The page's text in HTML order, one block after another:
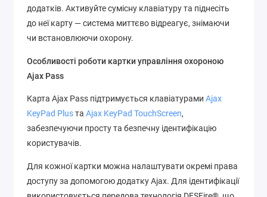
додатків. Активуйте сумісну клавіатуру та піднесіть
до неї карту — система миттєво відреагує, знімаючи
чи встановлюючи охорону.
Особливості роботи картки управління охороною
Ajax Pass
Карта Ajax Pass підтримується клавіатурами Ajax
KeyPad Plusта Ajax KeyPad TouchScreen,
забезпечуючи просту та безпечну ідентифікацію
користувачів.
Для кожної картки можна налаштувати окремі права
доступу за допомогою додатку Ajax. Для ідентифікації